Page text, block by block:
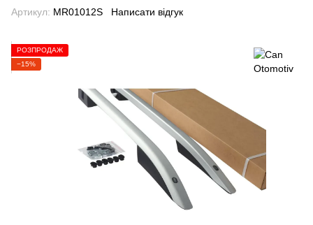
Артикул: MR01012S Написати відгук
РОЗПРОДАЖ
−15%